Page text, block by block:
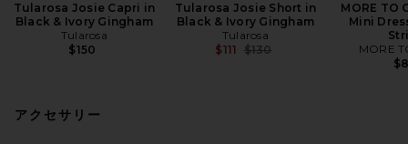
Tularosa Josie Capri in
Black & Ivory Gingham
Tularosa
$150
Tularosa Josie Short in
Black & Ivory Gingham
Tularosa
$111 Previous price:
$130
MORE TO
Mini
MORE
アクセサリー